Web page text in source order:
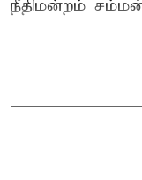
நீதிமன்றம்